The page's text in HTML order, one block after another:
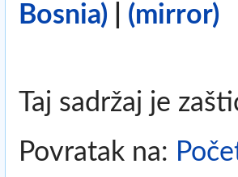
Bosnia)
(mirror)
Taj sadržaj je
Povratak na: